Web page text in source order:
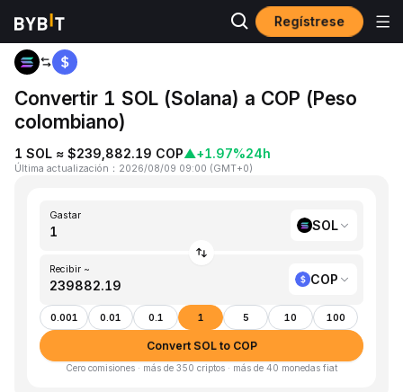
Regístrese
Inicio SOL to COP
Convertir 1 SOL (Solana) a COP (Peso
colombiano)
1 SOL ≈ $239,882.19 COP▲+1.97%24h
Última actualización ： 2026/08/09 09:00 (GMT+0)
Gastar
SOL
Recibir ~
COP
0.001 0.01 0.1 1 5 10 100
Convert SOL to COP
Cero comisiones · más de 350 criptos · más de 40 monedas fiat